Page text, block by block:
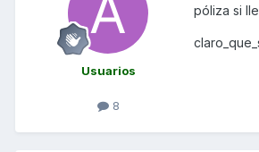
Usuarios
8
póliza si